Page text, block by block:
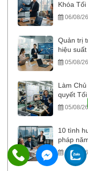
Khóa
06/08/26
Quản trị
hiệu
05/08/26
Làm
quyết
05/08/26
10 tình
pháp
04/08/26